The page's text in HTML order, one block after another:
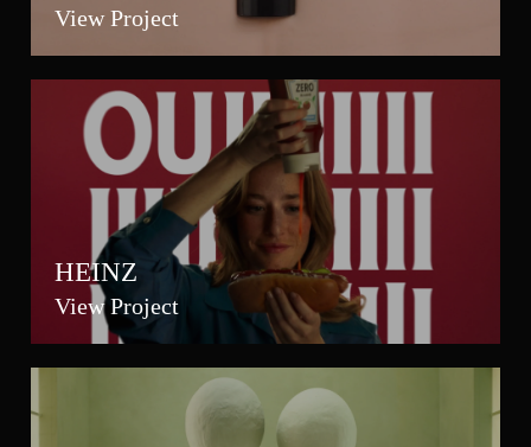
View Project
HEINZ
View Project